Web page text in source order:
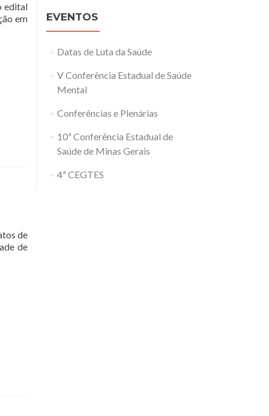
edital
em
de
de
EVENTOS
Datas de Luta da Saúde
V Conferência Estadual de Saúde
Mental
Conferências e Plenárias
10ª Conferência Estadual de
Saúde de Minas Gerais
4ª CEGTES